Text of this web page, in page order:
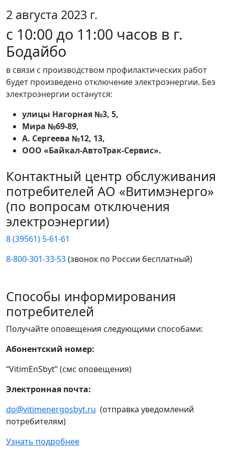
2 августа 2023 г.
с 10:00 до 11:00 часов в г.
Бодайбо
в связи с производством профилактических работ
будет произведено отключение электроэнергии. Без
электроэнергии останутся:
улицы Нагорная №3, 5,
Мира №69-89,
А. Сергеева №12, 13,
ООО «Байкал-АвтоТрак-Сервис».
Контактный центр обслуживания
потребителей АО «Витимэнерго»
(по вопросам отключения
электроэнергии)
8 (39561) 5-61-61
8-800-301-33-53(звонок по России бесплатный)
Способы информирования
потребителей
Получайте оповещения следующими способами:
Абонентский номер:
“VitimEnSbyt” (смс оповещения)
Электронная почта:
do@vitimenergosbyt.ru (отправка уведомлений
потребителям)
Узнать подробнее